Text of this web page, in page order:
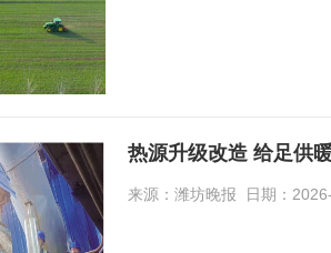
热源升级改造 给足供
来源：潍坊晚报 日期：